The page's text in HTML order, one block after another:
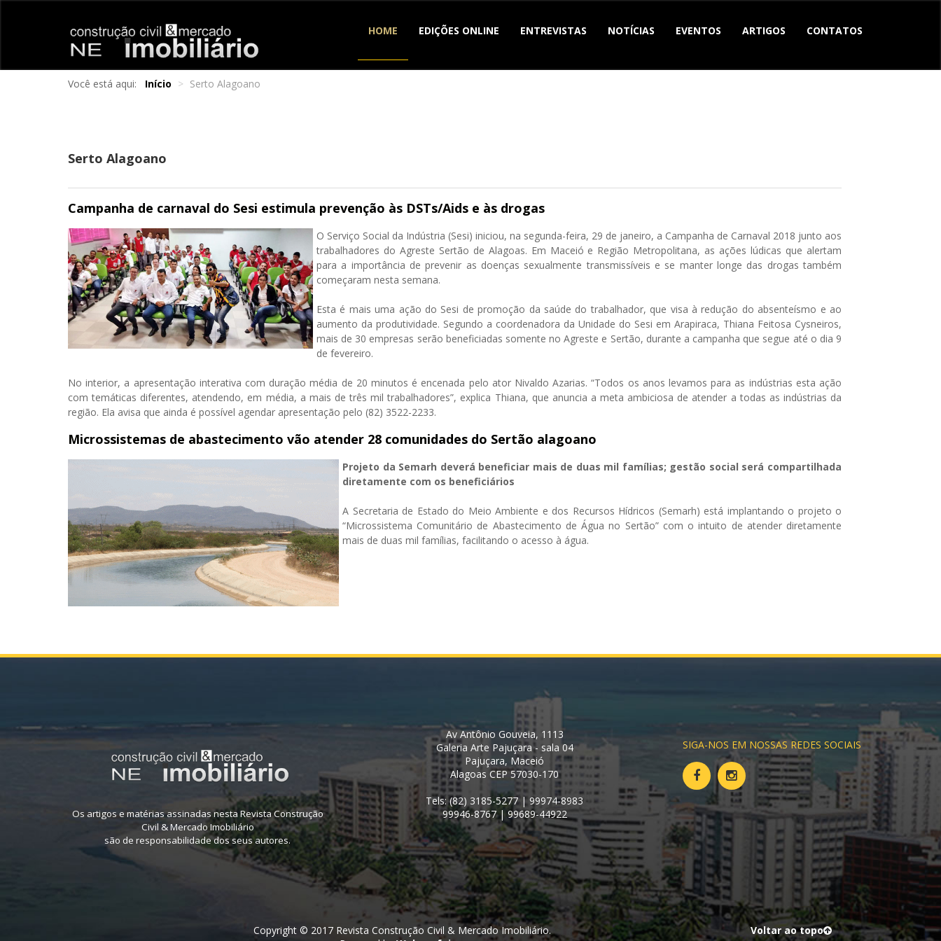
HOME EDIÇÕES ONLINE ENTREVISTAS NOTÍCIAS EVENTOS ARTIGOS CONTATOS
Você está aqui: Início > Serto Alagoano
Serto Alagoano
Campanha de carnaval do Sesi estimula prevenção às DSTs/Aids e às drogas
O Serviço Social da Indústria (Sesi) iniciou, na segunda-feira, 29 de janeiro, a Campanha de Carnaval 2018 junto aos
trabalhadores do Agreste Sertão de Alagoas. Em Maceió e Região Metropolitana, as ações lúdicas que alertam
para a importância de prevenir as doenças sexualmente transmissíveis e se manter longe das drogas também
começaram nesta semana.
Esta é mais uma ação do Sesi de promoção da saúde do trabalhador, que visa à redução do absenteísmo e ao
aumento da produtividade. Segundo a coordenadora da Unidade do Sesi em Arapiraca, Thiana Feitosa Cysneiros,
mais de 30 empresas serão beneficiadas somente no Agreste e Sertão, durante a campanha que segue até o dia 9
de fevereiro.
No interior, a apresentação interativa com duração média de 20 minutos é encenada pelo ator Nivaldo Azarias. “Todos os anos levamos para as indústrias esta ação
com temáticas diferentes, atendendo, em média, a mais de três mil trabalhadores”, explica Thiana, que anuncia a meta ambiciosa de atender a todas as indústrias da
região. Ela avisa que ainda é possível agendar apresentação pelo (82) 3522-2233.
Microssistemas de abastecimento vão atender 28 comunidades do Sertão alagoano
Projeto da Semarh deverá beneficiar mais de duas mil famílias; gestão social será compartilhada
diretamente com os beneficiários
A Secretaria de Estado do Meio Ambiente e dos Recursos Hídricos (Semarh) está implantando o projeto o
“Microssistema Comunitário de Abastecimento de Água no Sertão” com o intuito de atender diretamente
mais de duas mil famílias, facilitando o acesso à água.
Os artigos e matérias assinadas nesta Revista Construção
Civil & Mercado Imobiliário
são de responsabilidade dos seus autores.
Av Antônio Gouveia, 1113
Galeria Arte Pajuçara - sala 04
Pajuçara, Maceió
Alagoas CEP 57030-170
Tels: (82) 3185-5277 | 99974-8983
99946-8767 | 99689-44922
SIGA-NOS EM NOSSAS REDES SOCIAIS
Copyright © 2017 Revista Construção Civil & Mercado Imobiliário.
Voltar ao topo